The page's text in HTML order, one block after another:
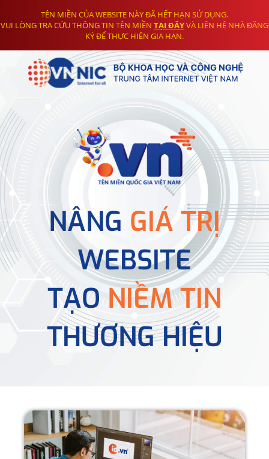
TÊN MIỀN CỦA WEBSITE NÀY ĐÃ HẾT HẠN SỬ DỤNG.
VUI LÒNG TRA CỨU THÔNG TIN TÊN MIỀN TẠI ĐÂYVÀ LIÊN HỆ NHÀ ĐĂNG
KÝ ĐỂ THỰC HIỆN GIA HẠN.
NÂNG GIÁ TRỊ
WEBSITE
TẠONIỀM TIN
THƯƠNG HIỆU